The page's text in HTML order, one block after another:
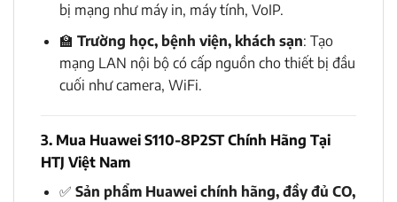
bị mạng như máy in, máy tính, VoIP.
🏫 Trường học, bệnh viện, khách sạn: Tạo
mạng LAN nội bộ có cấp nguồn cho thiết bị đầu
cuối như camera, WiFi.
3. Mua Huawei S110-8P2ST Chính Hãng Tại
HTJ Việt Nam
✅ Sản phẩm Huawei chính hãng, đầy đủ CO,